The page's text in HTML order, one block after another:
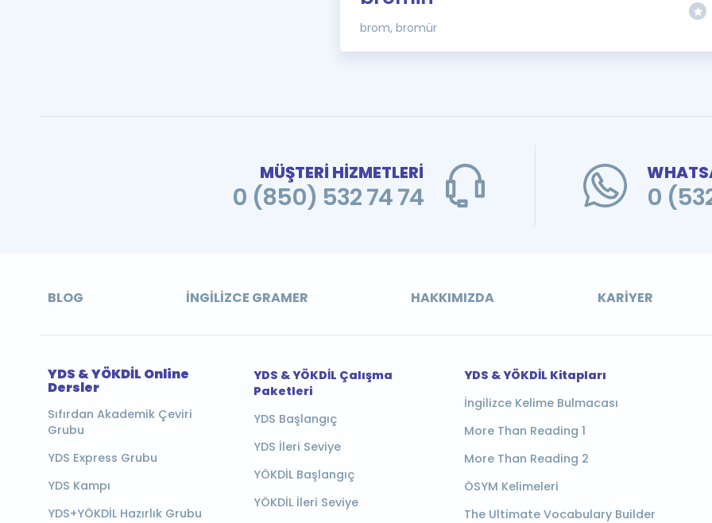
brom, bromür
MÜŞTERİ HİZMETLERİ
0 (850) 532 74 74 0
BLOG İNGILIZCE GRAMER HAKKIMIZDA KARIYER
YDS & YÖKDİL Online
Dersler
Sıfırdan Akademik Çeviri
Grubu
YDS Express Grubu
YDS Kampı
YDS+YÖKDİL Hazırlık Grubu
YDS & YÖKDİL Çalışma
Paketleri
YDS Başlangıç
YDS İleri Seviye
YÖKDİL Başlangıç
YÖKDİL İleri Seviye
YDS & YÖKDİL Kitapları
İngilizce Kelime Bulmacası
More Than Reading 1
More Than Reading 2
ÖSYM Kelimeleri
The Ultimate Vocabulary Builder